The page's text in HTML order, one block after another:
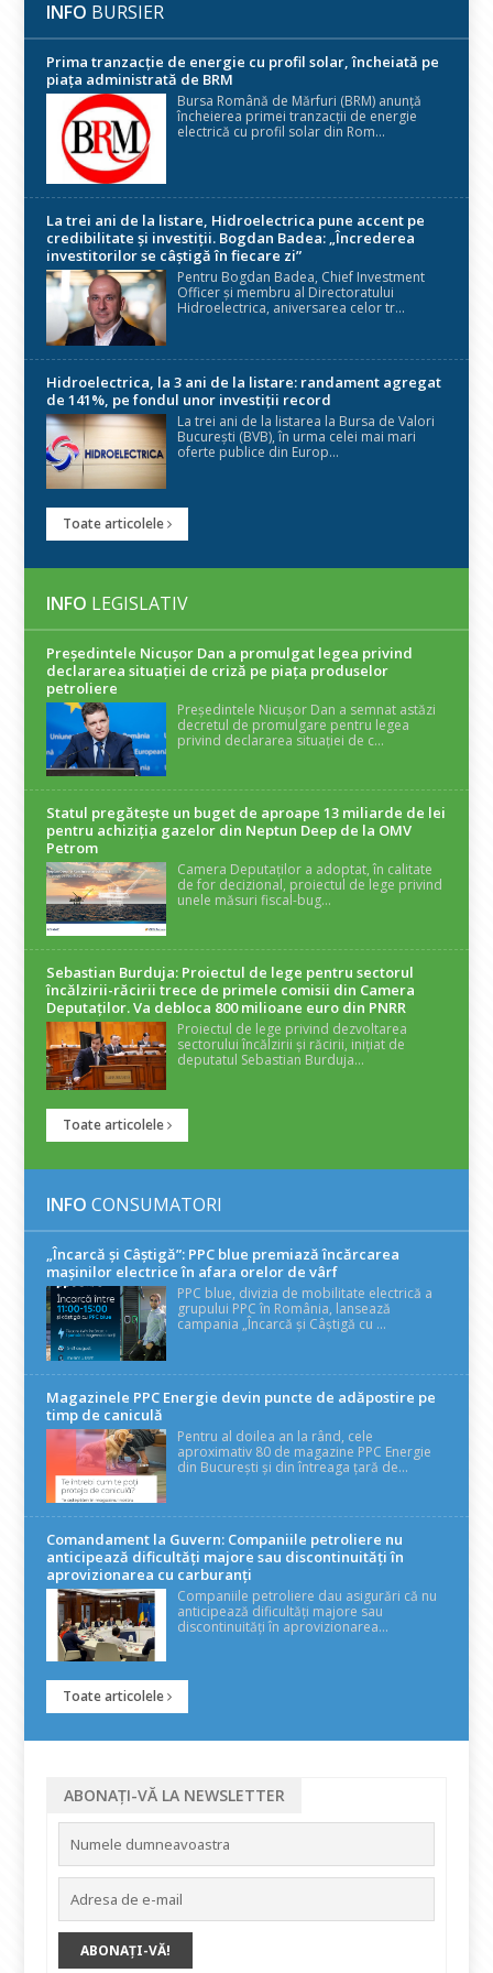
INFO BURSIER
Prima tranzacție de energie cu profil solar, încheiată pe
piața administrată de BRM
Bursa Română de Mărfuri (BRM) anunță
încheierea primei tranzacții de energie
electrică cu profil solar din Rom...
La trei ani de la listare, Hidroelectrica pune accent pe
credibilitate și investiții. Bogdan Badea: „Încrederea
investitorilor se câștigă în fiecare zi”
Pentru Bogdan Badea, Chief Investment
Officer și membru al Directoratului
Hidroelectrica, aniversarea celor tr...
Hidroelectrica, la 3 ani de la listare: randament agregat
de 141%, pe fondul unor investiții record
La trei ani de la listarea la Bursa de Valori
București (BVB), în urma celei mai mari
oferte publice din Europ...
Toate articolele
INFO LEGISLATIV
Președintele Nicuşor Dan a promulgat legea privind
declararea situaţiei de criză pe piaţa produselor
petroliere
Președintele Nicușor Dan a semnat astăzi
decretul de promulgare pentru legea
privind declararea situației de c...
Statul pregătește un buget de aproape 13 miliarde de lei
pentru achiziția gazelor din Neptun Deep de la OMV
Petrom
Camera Deputaților a adoptat, în calitate
de for decizional, proiectul de lege privind
unele măsuri fiscal-bug...
Sebastian Burduja: Proiectul de lege pentru sectorul
încălzirii-răcirii trece de primele comisii din Camera
Deputaților. Va debloca 800 milioane euro din PNRR
Proiectul de lege privind dezvoltarea
sectorului încălzirii și răcirii, inițiat de
deputatul Sebastian Burduja...
Toate articolele
INFO CONSUMATORI
„Încarcă și Câștigă”: PPC blue premiază încărcarea
mașinilor electrice în afara orelor de vârf
PPC blue, divizia de mobilitate electrică a
grupului PPC în România, lansează
campania „Încarcă și Câștigă cu ...
Magazinele PPC Energie devin puncte de adăpostire pe
timp de caniculă
Pentru al doilea an la rând, cele
aproximativ 80 de magazine PPC Energie
din București și din întreaga țară de...
Comandament la Guvern: Companiile petroliere nu
anticipează dificultăți majore sau discontinuități în
aprovizionarea cu carburanți
Companiile petroliere dau asigurări că nu
anticipează dificultăți majore sau
discontinuități în aprovizionarea...
Toate articolele
ABONAȚI-VĂ LA NEWSLETTER